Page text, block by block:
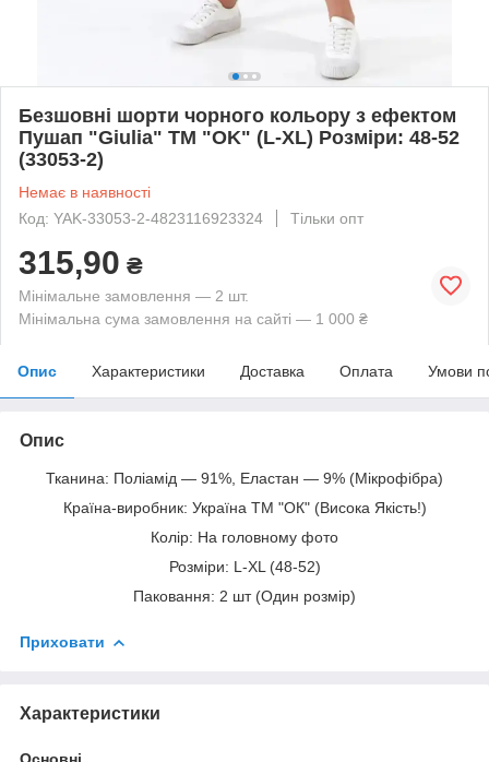
Безшовні шорти чорного кольору з ефектом
Пушап "Giulia" ТМ "OK" (L-XL) Розміри: 48-52
(33053-2)
Немає в наявності
Код: YAK-33053-2-4823116923324
Тільки опт
315,90 ₴
Мінімальне замовлення — 2 шт.
Мінімальна сума замовлення на сайті — 1 000 ₴
Опис Характеристики Доставка Оплата Умови
Опис
Тканина: Поліамід — 91%, Еластан — 9% (Мікрофібра)
Країна-виробник: Україна ТМ "ОК" (Висока Якість!)
Колір: На головному фото
Розміри: L-XL (48-52)
Паковання: 2 шт (Один розмір)
Приховати
Характеристики
Основні